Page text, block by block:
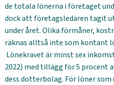
de totala lönerna i företaget
dock att företagsledaren tagit
under året. Olika förmåner,
räknas alltså inte som kontant
Lönekravet är minst sex
2022) med tillägg för 5 procent
dess dotterbolag. För löner